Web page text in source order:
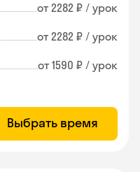
от 2282 ₽ / урок
от 2282 ₽ / урок
от 1590 ₽ / урок
Выбрать время